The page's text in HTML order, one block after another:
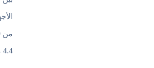
4.4 من أصل 5 نجوم. وما زال الكثيرين يبحثون عن تنزيل فايبر القديم الاصلي للاندرويد.